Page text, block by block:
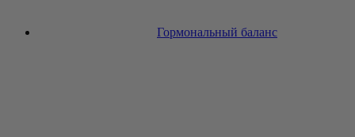
Гормональный баланс